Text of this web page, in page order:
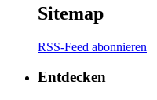
Sitemap
RSS-Feed abonnieren
Entdecken